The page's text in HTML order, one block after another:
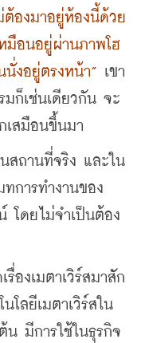
ต้องมาอยู่ห้องนี้ด้วย
อนอยู่ผ่านภาพโฮ
งอยู่ตรงหน้า” เขา
มก็เช่นเดียวกัน จะ
เสมือนขึ้นมา
ถานที่จริง และใน
ทการทำงานของ
โดยไม่จำเป็นต้อง
งเมตาเวิร์สมาสัก
โลยีเมตาเวิร์สใน
น มีการใช้ในธุรกิจ